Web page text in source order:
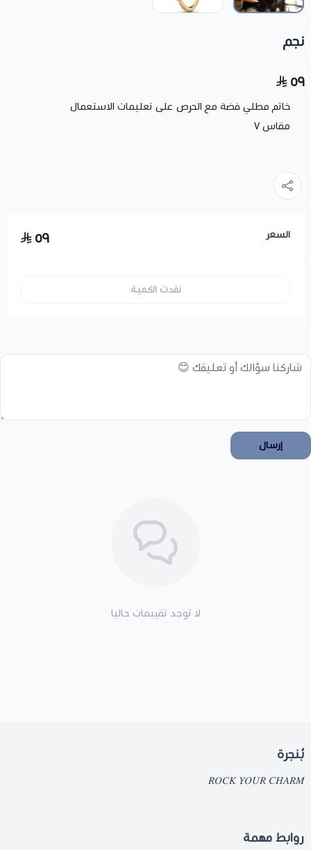
نجم
٥٩
خاتم مطلي فضة مع الحرص على تعليمات الاستعمال
مقاس ٧
السعر ٥٩
نفدت الكمية
إرسال
لا توجد تقييمات حاليا
بُنجرة
𝑅𝑂𝐶𝐾 𝑌𝑂𝑈𝑅 𝐶𝐻𝐴𝑅𝑀
روابط مهمة